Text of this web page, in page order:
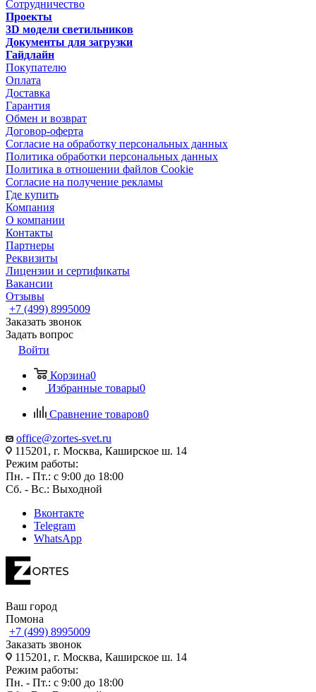
Сотрудничество
Проекты
3D модели светильников
Документы для загрузки
Гайдлайн
Покупателю
Оплата
Доставка
Гарантия
Обмен и возврат
Договор-оферта
Согласие на обработку персональных данных
Политика обработки персональных данных
Политика в отношении файлов Cookie
Согласие на получение рекламы
Где купить
Компания
О компании
Контакты
Партнеры
Реквизиты
Лицензии и сертификаты
Вакансии
Отзывы
+7 (499) 8995009
Заказать звонок
Задать вопрос
Войти
Корзина0
Избранные товары0
Сравнение товаров0
office@zortes-svet.ru
115201, г. Москва, Каширское ш. 14
Режим работы:
Пн. - Пт.: с 9:00 до 18:00
Сб. - Вс.: Выходной
Вконтакте
Telegram
WhatsApp
Ваш город
Помона
+7 (499) 8995009
Заказать звонок
115201, г. Москва, Каширское ш. 14
Режим работы:
Пн. - Пт.: с 9:00 до 18:00